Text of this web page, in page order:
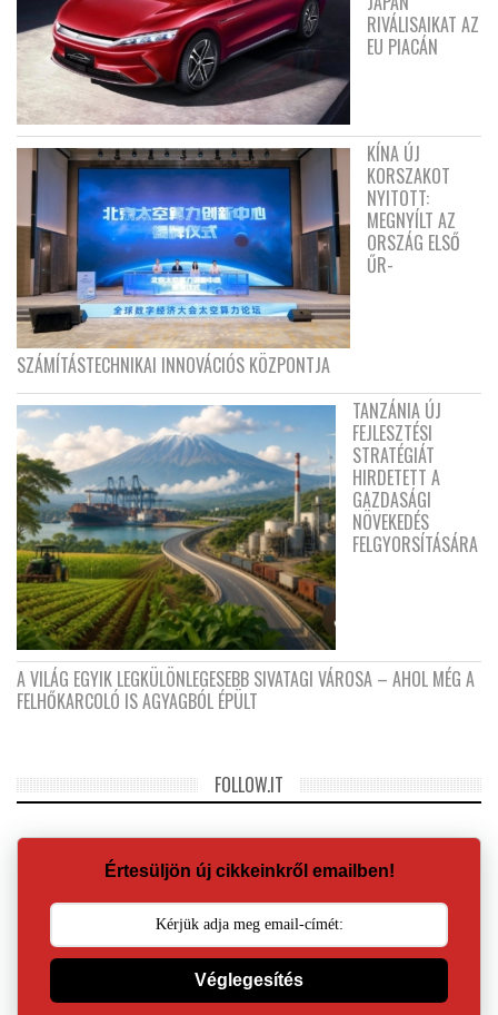
RIVÁLISAIKAT AZ
EU PIACÁN
KÍNA ÚJ
KORSZAKOT
NYITOTT:
MEGNYÍLT AZ
ORSZÁG ELSŐ
ŰR-
SZÁMÍTÁSTECHNIKAI INNOVÁCIÓS KÖZPONTJA
TANZÁNIA ÚJ
FEJLESZTÉSI
STRATÉGIÁT
HIRDETETT A
GAZDASÁGI
NÖVEKEDÉS
FELGYORSÍTÁSÁRA
A VILÁG EGYIK LEGKÜLÖNLEGESEBB SIVATAGI VÁROSA – AHOL MÉG A
FELHŐKARCOLÓ IS AGYAGBÓL ÉPÜLT
FOLLOW.IT
Értesüljön új cikkeinkről emailben!
Véglegesítés